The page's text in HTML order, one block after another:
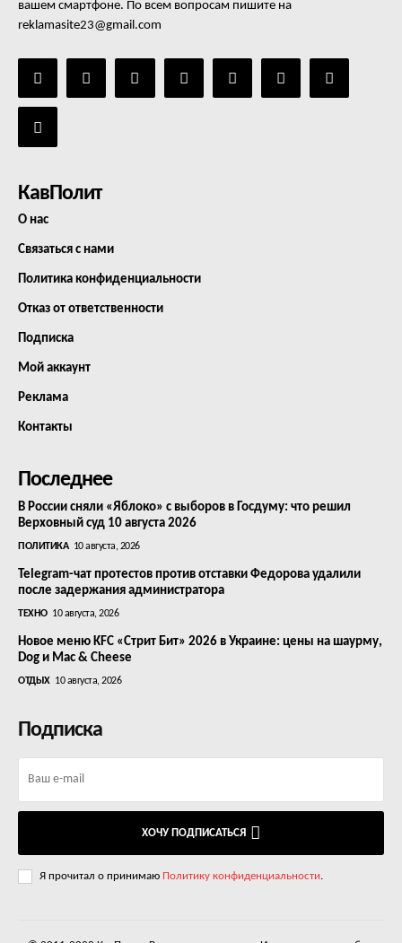
вашем смартфоне. По всем вопросам пишите на
reklamasite23@gmail.com
КавПолит
О нас
Связаться с нами
Политика конфиденциальности
Отказ от ответственности
Подписка
Мой аккаунт
Реклама
Контакты
Последнее
В России сняли «Яблоко» с выборов в Госдуму: что решил
Верховный суд 10 августа 2026
ПОЛИТИКА 10 августа, 2026
Telegram-чат протестов против отставки Федорова удалили
после задержания администратора
ТЕХНО 10 августа, 2026
Новое меню KFC «Стрит Бит» 2026 в Украине: цены на шаурму,
Dog и Mac & Cheese
ОТДЫХ 10 августа, 2026
Подписка
ХОЧУ ПОДПИСАТЬСЯ
Я прочитал о принимаю Политику конфиденциальности